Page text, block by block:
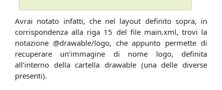
Avrai notato infatti, che nel layout definito sopra, in
corrispondenza alla riga 15 del file main.xml, trovi la
notazione @drawable/logo, che appunto permette di
recuperare un’immagine di nome logo, definita
all’interno della cartella drawable (una delle diverse
presenti).